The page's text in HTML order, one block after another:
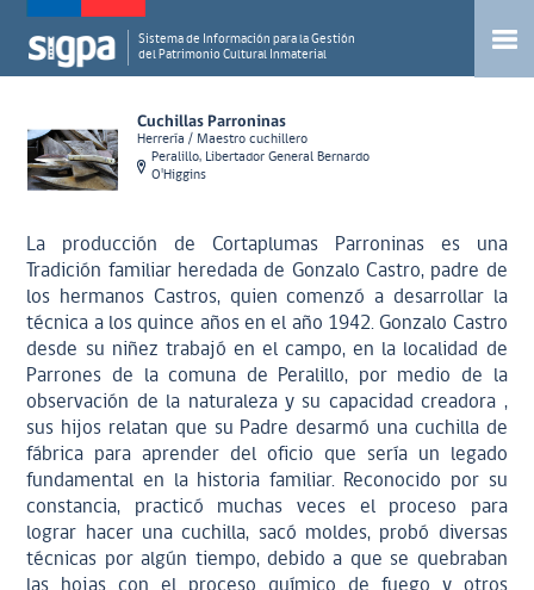
Sistema de Información para la Gestión
del Patrimonio Cultural Inmaterial
Cuchillas Parroninas
Herrería / Maestro cuchillero
Peralillo, Libertador General Bernardo
O'Higgins
La producción de Cortaplumas Parroninas es una
Tradición familiar heredada de Gonzalo Castro, padre de
los hermanos Castros, quien comenzó a desarrollar la
técnica a los quince años en el año 1942. Gonzalo Castro
desde su niñez trabajó en el campo, en la localidad de
Parrones de la comuna de Peralillo, por medio de la
observación de la naturaleza y su capacidad creadora ,
sus hijos relatan que su Padre desarmó una cuchilla de
fábrica para aprender del oficio que sería un legado
fundamental en la historia familiar. Reconocido por su
constancia, practicó muchas veces el proceso para
lograr hacer una cuchilla, sacó moldes, probó diversas
técnicas por algún tiempo, debido a que se quebraban
las hojas con el proceso químico de fuego y otros